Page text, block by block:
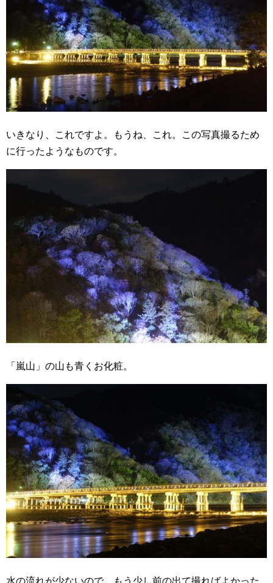
いきなり、これですよ。もうね、これ。この写真撮るため
に行ったようなものです。
「嵐山」の山も青くお化粧。